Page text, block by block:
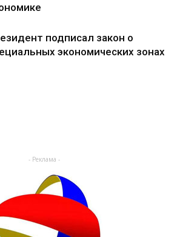
подписал закон о
экономических зонах
- Реклама -